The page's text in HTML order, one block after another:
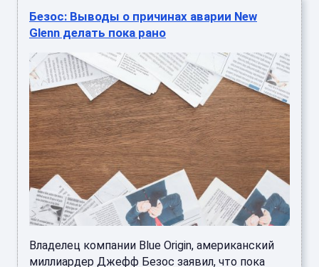
Безос: Выводы о причинах аварии New
Glenn делать пока рано
Владелец компании Blue Origin, американский
миллиардер Джефф Безос заявил, что пока